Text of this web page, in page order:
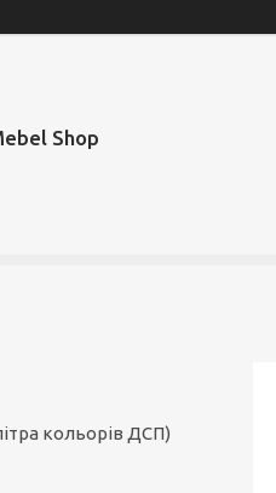
Shop
кольорів ДСП)